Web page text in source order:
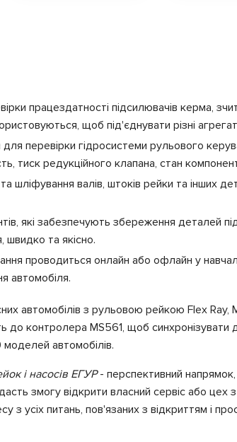
працездатності підсилювачів керма,
щоб під'єднувати різні
перевірки гідросистеми рульового
тиск редукційного клапана, стан
шліфування валів, штоків рейки та інших
які забезпечують збереження деталей
швидко та якісно.
проводиться онлайн або офлайн у
автомобіля.
автомобілів з рульовою рейкою Flex Ray,
контролера MS561, щоб синхронізувати
моделей автомобілів.
і насосів ЕГУР- перспективний
змогу відкрити власний сервіс або
з усіх питань, пов'язаних з відкриттям і